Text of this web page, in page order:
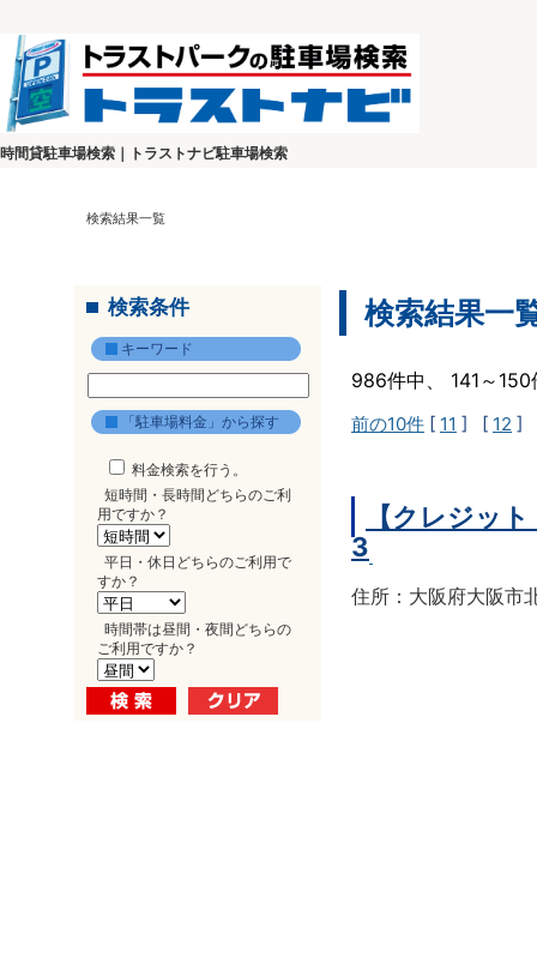
時間貸駐車場検索｜トラストナビ駐車場検索
検索結果一覧
検索条件
キーワード
「駐車場料金」から探す
料金検索を行う。
短時間・長時間どちらのご利
用ですか？
平日・休日どちらのご利用で
すか？
時間帯は昼間・夜間どちらの
ご利用ですか？
検索結果一
986件中、 141～
前の10件 [ 11 ] [ 12 ]
【クレジッ
3
住所：大阪府大阪市